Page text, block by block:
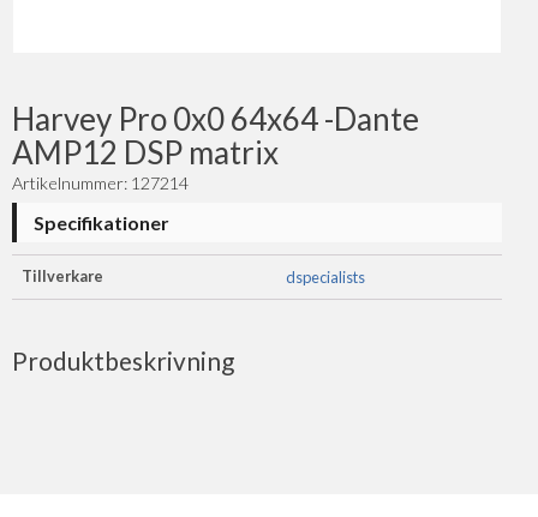
Harvey Pro 0x0 64x64 -Dante
AMP12 DSP matrix
Artikelnummer: 127214
Specifikationer
Tillverkare dspecialists
Produktbeskrivning